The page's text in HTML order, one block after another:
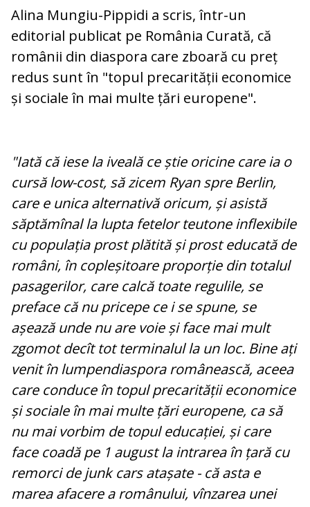
Alina Mungiu-Pippidi a scris, într-un
editorial publicat pe România Curată, că
românii din diaspora care zboară cu preț
redus sunt în "topul precarității economice
și sociale în mai multe țări europene".
"Iată că iese la iveală ce știe oricine care ia o
cursă low-cost, să zicem Ryan spre Berlin,
care e unica alternativă oricum, și asistă
săptămînal la lupta fetelor teutone inflexibile
cu populația prost plătită și prost educată de
români, în copleșitoare proporție din totalul
pasagerilor, care calcă toate regulile, se
preface că nu pricepe ce i se spune, se
așează unde nu are voie și face mai mult
zgomot decît tot terminalul la un loc. Bine ați
venit în lumpendiaspora românească, aceea
care conduce în topul precarității economice
și sociale în mai multe țări europene, ca să
nu mai vorbim de topul educației, și care
face coadă pe 1 august la intrarea în țară cu
remorci de junk cars atașate - că asta e
marea afacere a românului, vînzarea unei